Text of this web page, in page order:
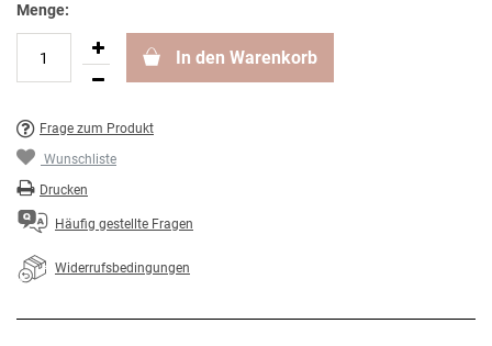
Menge:
In den Warenkorb
Frage zum Produkt
Wunschliste
Drucken
Häufig gestellte Fragen
Widerrufsbedingungen